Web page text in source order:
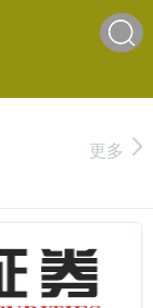
更多